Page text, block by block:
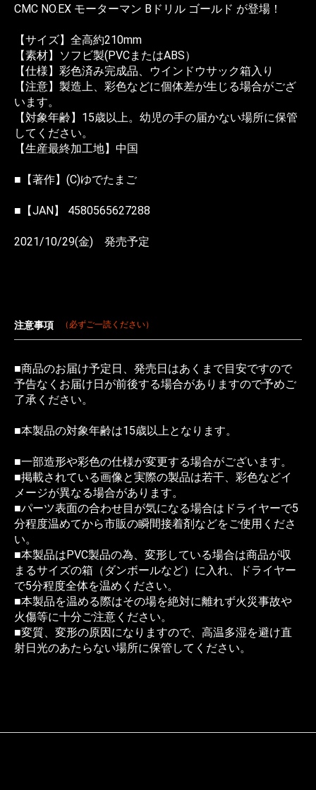
CMC NO.EX モーターマン Bドリル ゴールド が登場！
【サイズ】全高約210mm
【素材】ソフビ製(PVCまたはABS）
【仕様】彩色済み完成品、ウインドウサック箱入り
【注意】製造上、彩色などに個体差が生じる場合がござ
います。
【対象年齢】15歳以上。幼児の手の届かない場所に保管
してください。
【生産最終加工地】中国
■【著作】(C)ゆでたまご
■【JAN】 4580565627288
2021/10/29(金) 発売予定
注意事項 （必ずご一読ください）
■商品のお届け予定日、発売日はあくまで目安ですので
予告なくお届け日が前後する場合がありますので予めご
了承ください。
■本製品の対象年齢は15歳以上となります。
■一部造形や彩色の仕様が変更する場合がございます。
■掲載されている画像と実際の製品は若干、彩色などイ
メージが異なる場合があります。
■パーツ表面の合わせ目が気になる場合はドライヤーで5
分程度温めてから市販の瞬間接着剤などをご使用くださ
い。
■本製品はPVC製品の為、変形している場合は商品が収
まるサイズの箱（ダンボールなど）に入れ、ドライヤー
で5分程度全体を温めください。
■本製品を温める際はその場を絶対に離れず火災事故や
火傷等に十分ご注意ください。
■変質、変形の原因になりますので、高温多湿を避け直
射日光のあたらない場所に保管してください。